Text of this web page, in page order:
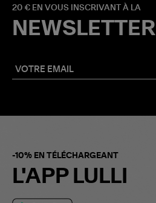
20 € EN VOUS INSCRIVANT À LA
NEWSLETTER
-10% EN TÉLÉCHARGEANT
L'APP LULLI